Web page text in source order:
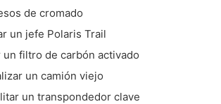
Diámetro
de cromado
un jefe Polaris Trail
un filtro de carbón activado
un camión viejo
un transpondedor clave